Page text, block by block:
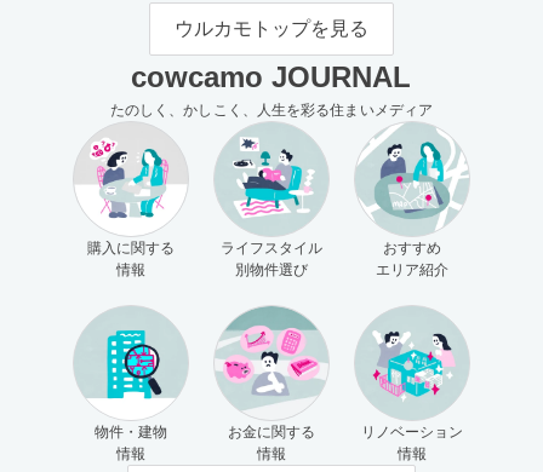
主さま向け）
ウルカモトップを見る
cowcamo JOURNAL
たのしく、かしこく、人生を彩る住まいメディア
購入に関する
情報
ライフスタイル
別物件選び
おすすめ
エリア紹介
物件・建物
情報
お金に関する
情報
リノベーション
情報